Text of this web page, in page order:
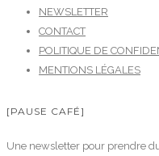
NEWSLETTER
CONTACT
POLITIQUE DE
MENTIONS LÉGALES
[PAUSE CAFÉ]
Une newsletter pour prendre